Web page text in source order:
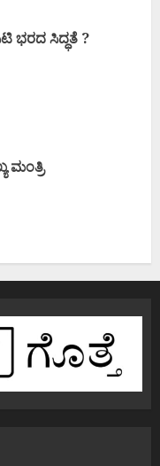
ಭರದ ಸಿದ್ಧತೆ ?
ಮಂತ್ರಿ